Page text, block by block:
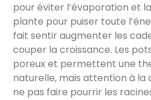
pour éviter l’évaporation et
plante pour puiser toute
fait sentir augmenter les
couper la croissance. Les
poreux et permettent une
naturelle, mais attention à la
ne pas faire pourrir les